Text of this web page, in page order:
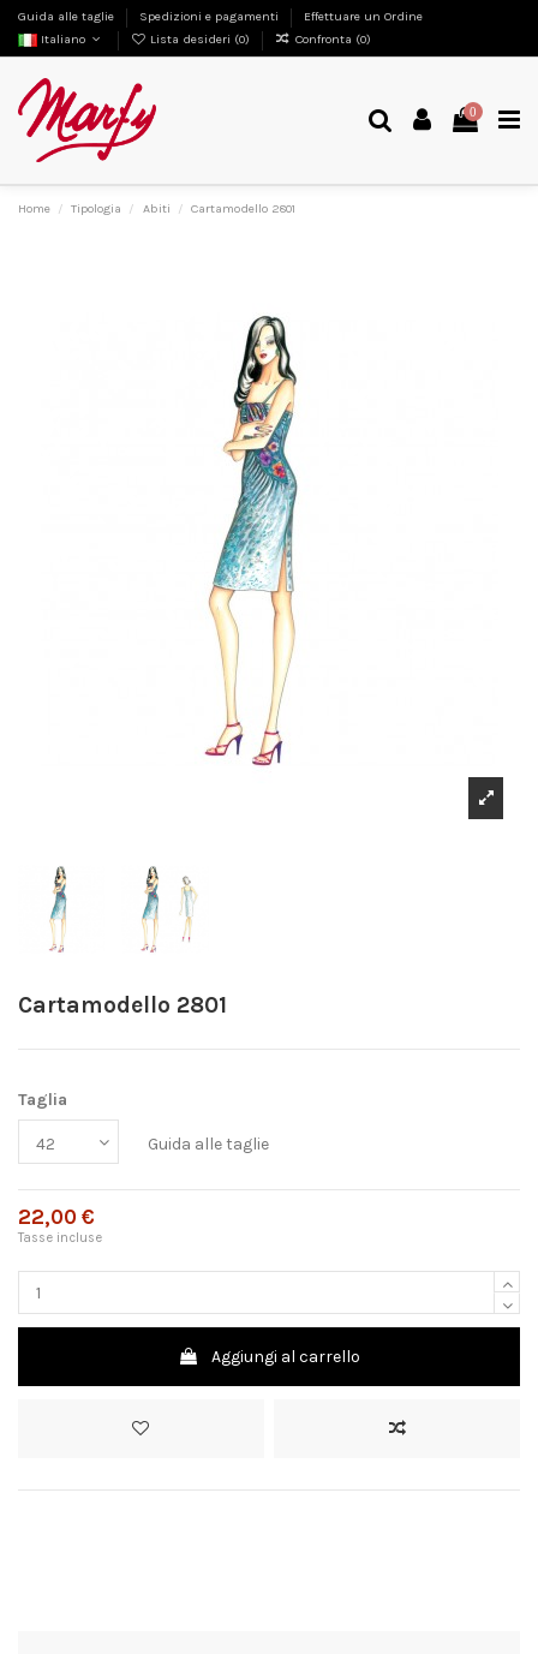
Guida alle taglie Spedizioni e pagamenti
Effettuare un Ordine
Italiano
Lista desideri (0) Confronta (0)
0
Home Tipologia Abiti Cartamodello 2801
Cartamodello 2801
Taglia
Guida alle taglie
22,00 €
Tasse incluse
Aggiungi al carrello